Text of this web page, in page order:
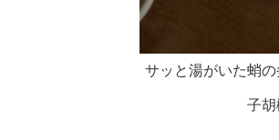
サッと湯がいた蛸
子